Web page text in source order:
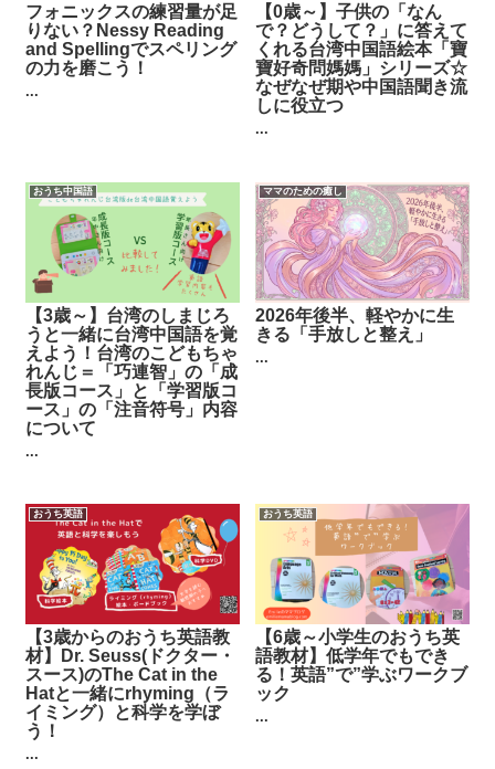
フォニックスの練習量が足
りない？Nessy Reading
and Spellingでスペリング
の力を磨こう！
...
【0歳～】子供の「なん
で？どうして？」に答えて
くれる台湾中国語絵本「寶
寶好奇問媽媽」シリーズ☆
なぜなぜ期や中国語聞き流
しに役立つ
...
おうち中国語
【3歳～】台湾のしまじろ
うと一緒に台湾中国語を覚
えよう！台湾のこどもちゃ
れんじ＝「巧連智」の「成
長版コース」と「学習版コ
ース」の「注音符号」内容
について
...
ママのための癒し
2026年後半、軽やかに生
きる「手放しと整え」
...
おうち英語
【3歳からのおうち英語教
材】Dr. Seuss(ドクター・
スース)のThe Cat in the
Hatと一緒にrhyming（ラ
イミング）と科学を学ぼ
う！
...
おうち英語
【6歳～小学生のおうち英
語教材】低学年でもでき
る！英語”で”学ぶワークブ
ック
...